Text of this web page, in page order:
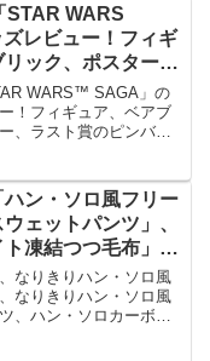
STAR WARS
レビュー！フィギ
リック、ポスター、
典までWARS™ SAGA」の
！フィギュア、ベアブ
、ラスト賞のピンバッ
ン・ソロ風フリー
ェットパンツ」、
ト凍結つつ毛布」発
ン・ソロになろう
なりきりハン・ソロ風
なりきりハン・ソロ風
、ハン・ソロカーボナ